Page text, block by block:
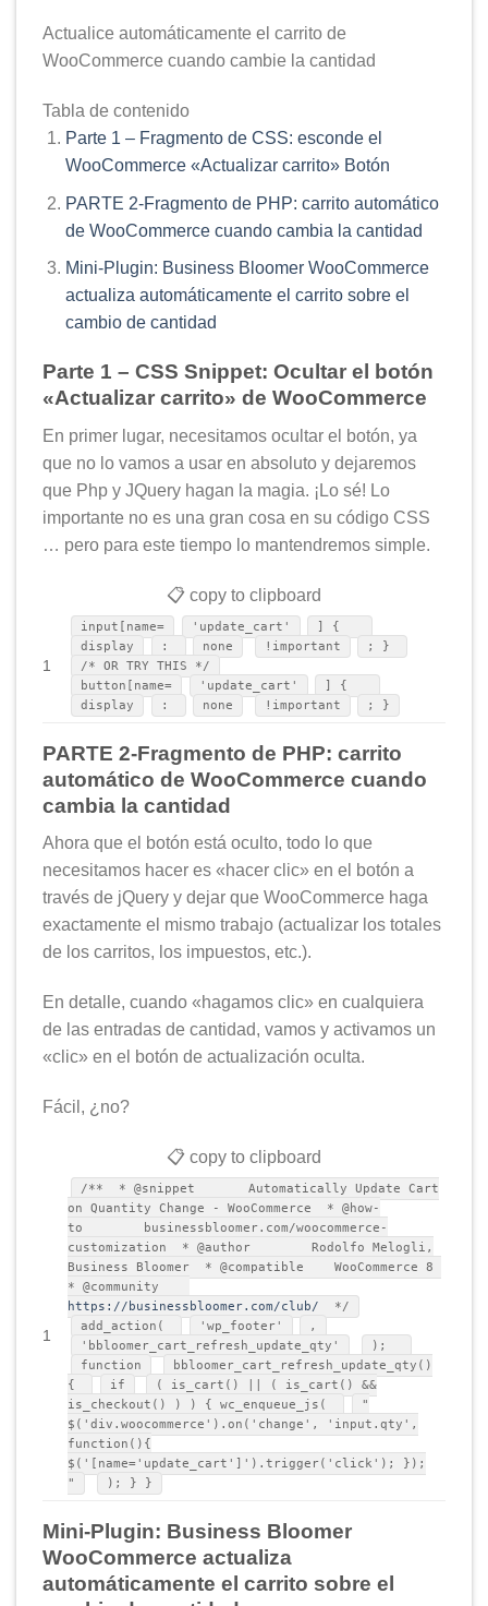
Actualice automáticamente el carrito de
WooCommerce cuando cambie la cantidad
Tabla de contenido
Parte 1 – Fragmento de CSS: esconde el
WooCommerce «Actualizar carrito» Botón
PARTE 2-Fragmento de PHP: carrito automático
de WooCommerce cuando cambia la cantidad
Mini-Plugin: Business Bloomer WooCommerce
actualiza automáticamente el carrito sobre el
cambio de cantidad
Parte 1 – CSS Snippet: Ocultar el botón
«Actualizar carrito» de WooCommerce
En primer lugar, necesitamos ocultar el botón, ya
que no lo vamos a usar en absoluto y dejaremos
que Php y JQuery hagan la magia. ¡Lo sé! Lo
importante no es una gran cosa en su código CSS
… pero para este tiempo lo mantendremos simple.
📋 copy to clipboard
1
input[name= 'update_cart'
] {
display
: none !important
; }
/* OR TRY THIS */
button[name=
'update_cart'
] {
display
: none !important ; }
PARTE 2-Fragmento de PHP: carrito
automático de WooCommerce cuando
cambia la cantidad
Ahora que el botón está oculto, todo lo que
necesitamos hacer es «hacer clic» en el botón a
través de jQuery y dejar que WooCommerce haga
exactamente el mismo trabajo (actualizar los totales
de los carritos, los impuestos, etc.).
En detalle, cuando «hagamos clic» en cualquiera
de las entradas de cantidad, vamos y activamos un
«clic» en el botón de actualización oculta.
Fácil, ¿no?
📋 copy to clipboard
1
/** * @snippet Automatically Update Cart
on Quantity Change - WooCommerce * @how-
to businessbloomer.com/woocommerce-
customization * @author Rodolfo Melogli,
Business Bloomer * @compatible WooCommerce 8
* @community
https://businessbloomer.com/club/
*/
add_action(
'wp_footer'
,
'bbloomer_cart_refresh_update_qty'
);
function
bbloomer_cart_refresh_update_qty()
{
if
( is_cart() || ( is_cart() &&
is_checkout() ) ) { wc_enqueue_js(
"
$('div.woocommerce').on('change', 'input.qty',
function(){
$('[name='update_cart']').trigger('click'); });
"
); } }
Mini-Plugin: Business Bloomer
WooCommerce actualiza
automáticamente el carrito sobre el